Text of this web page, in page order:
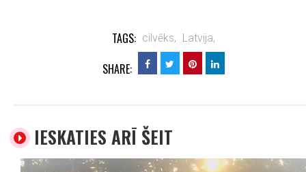
TAGS: cilvēks, Latvija,
SHARE:
IESKATIES ARĪ ŠEIT